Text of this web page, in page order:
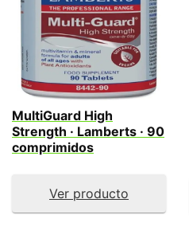
MultiGuard High
Strength · Lamberts · 90
comprimidos
Ver producto